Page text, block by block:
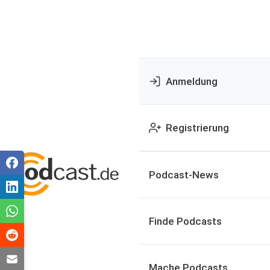
Anmeldung
Registrierung
Podcast-News
Finde Podcasts
Mache Podcasts